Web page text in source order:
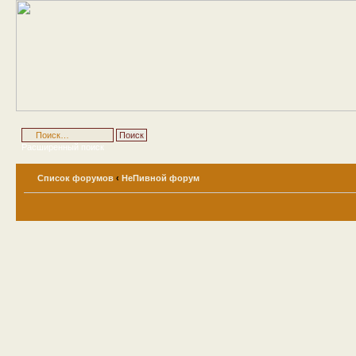
Расширенный поиск
Список форумов ‹ НеПивной форум